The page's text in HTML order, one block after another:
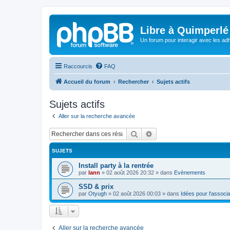
Libre à Quimperlé
Un forum pour interagir avec les
Raccourcis FAQ
Accueil du forum Rechercher Sujets actifs
Sujets actifs
Aller sur la recherche avancée
Rechercher
SUJETS
Install party à la rentrée
par lann » 02 août 2026 20:32 » dans Evènements
SSD & prix
par Otyugh » 02 août 2026 00:03 » dans Idées pour
Aller sur la recherche avancée